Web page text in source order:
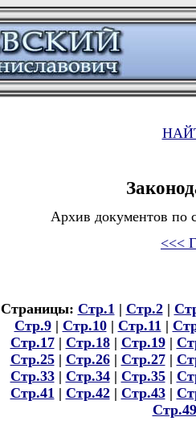
Архив документов по
<<<
Страницы: Стр.1 | Стр.2|
Стр.9| Стр.10| Стр.11 |
Стр.17| Стр.18| Стр.19|
Стр.25| Стр.26| Стр.27|
Стр.33| Стр.34| Стр.35|
Стр.41 | Стр.42| Стр.43|
Стр.49